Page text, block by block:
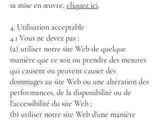
sa mise en œuvre, cliquez ici.
4. Utilisation acceptable
4.1 Vous ne devez pas :
(a) utiliser notre site Web de quelque
manière que ce soit ou prendre des mesures
qui causent ou peuvent causer des
dommages au site Web ou une altération des
performances, de la disponibilité ou de
l'accessibilité du site Web ;
(b) utiliser notre site Web d'une manière